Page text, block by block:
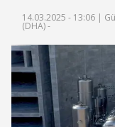
14.03.2025 - 13:06 |
(DHA) -